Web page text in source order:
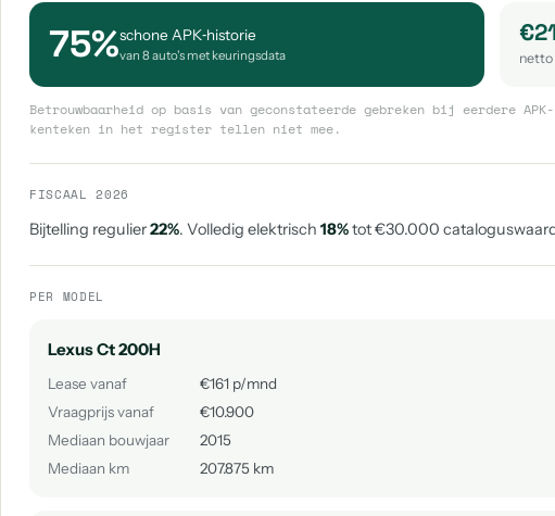
75%schone APK‑historie
van 8 auto's met keuringsdata
Betrouwbaarheid op basis van geconstateerde gebreken bij eerdere
kenteken in het register tellen niet mee.
FISCAAL 2026
Bijtelling regulier22%. Volledig elektrisch 18%tot €30.000
PER MODEL
Lexus Ct 200H
Lease vanaf
€161 p/mnd
Vraagprijs vanaf
€10.900
Mediaan bouwjaar
2015
Mediaan km
207.875 km